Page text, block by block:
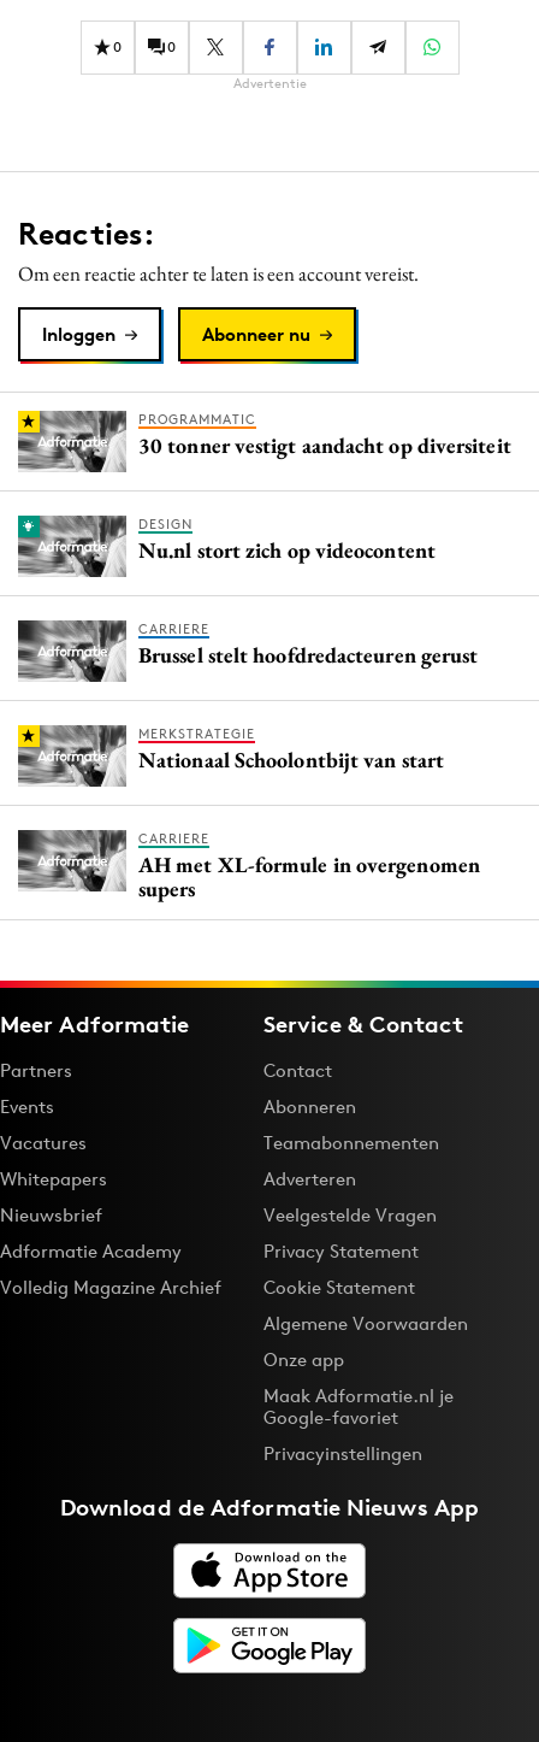
0 0
Advertentie
Reacties:
Om een reactie achter te laten is een account vereist.
Inloggen Abonneer nu
PROGRAMMATIC
30 tonner vestigt aandacht op diversiteit
DESIGN
Nu.nl stort zich op videocontent
CARRIERE
Brussel stelt hoofdredacteuren gerust
MERKSTRATEGIE
Nationaal Schoolontbijt van start
CARRIERE
AH met XL-formule in overgenomen
supers
Meer Adformatie
Partners
Events
Vacatures
Whitepapers
Nieuwsbrief
Adformatie Academy
Volledig Magazine Archief
Service & Contact
Contact
Abonneren
Teamabonnementen
Adverteren
Veelgestelde Vragen
Privacy Statement
Cookie Statement
Algemene Voorwaarden
Onze app
Maak Adformatie.nl je
Google-favoriet
Privacyinstellingen
Download deAdformatie Nieuws App